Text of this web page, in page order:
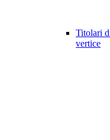
Titolari
vertice